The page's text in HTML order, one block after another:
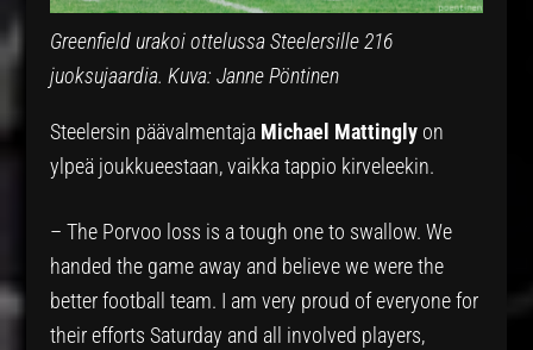
Greenfield urakoi ottelussa Steelersille 216
juoksujaardia. Kuva: Janne Pöntinen
Steelersin päävalmentaja Michael Mattingly on
ylpeä joukkueestaan, vaikka tappio kirveleekin.
– The Porvoo loss is a tough one to swallow. We
handed the game away and believe we were the
better football team. I am very proud of everyone for
their efforts Saturday and all involved players,